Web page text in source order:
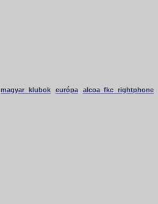
magyar klubok európa
alcoa fkc rightphone